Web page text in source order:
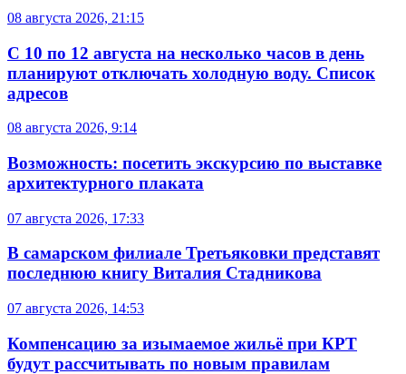
08 августа 2026, 21:15
С 10 по 12 августа на несколько часов в день
планируют отключать холодную воду. Список
адресов
08 августа 2026, 9:14
Возможность: посетить экскурсию по выставке
архитектурного плаката
07 августа 2026, 17:33
В самарском филиале Третьяковки представят
последнюю книгу Виталия Стадникова
07 августа 2026, 14:53
Компенсацию за изымаемое жильё при КРТ
будут рассчитывать по новым правилам